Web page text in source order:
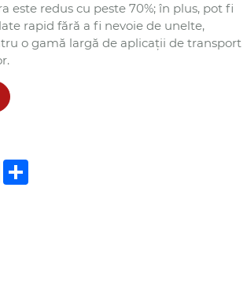
este redus cu peste 70%; în plus, pot fi
rapid fără a fi nevoie de unelte,
o gamă largă de aplicații de transport
LinkedIn
Share